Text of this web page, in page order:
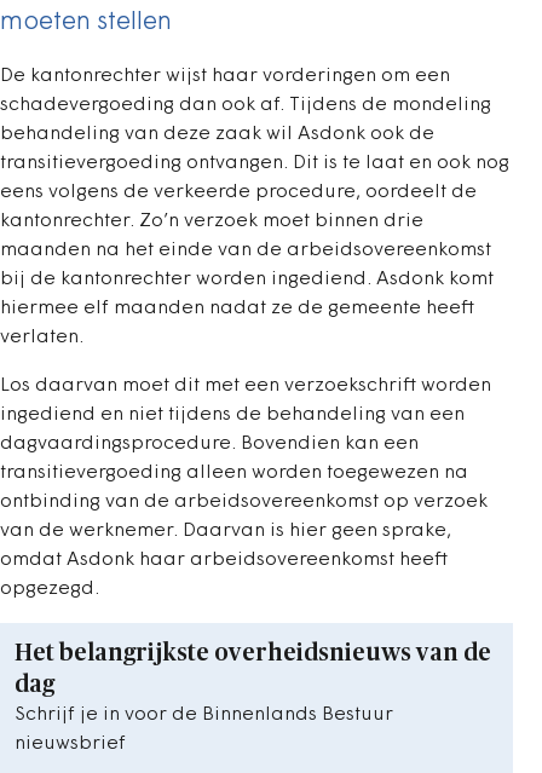
moeten stellen
De kantonrechter wijst haar vorderingen om een
schadevergoeding dan ook af. Tijdens de mondeling
behandeling van deze zaak wil Asdonk ook de
transitievergoeding ontvangen. Dit is te laat en ook nog
eens volgens de verkeerde procedure, oordeelt de
kantonrechter. Zo’n verzoek moet binnen drie
maanden na het einde van de arbeidsovereenkomst
bij de kantonrechter worden ingediend. Asdonk komt
hiermee elf maanden nadat ze de gemeente heeft
verlaten.
Los daarvan moet dit met een verzoekschrift worden
ingediend en niet tijdens de behandeling van een
dagvaardingsprocedure. Bovendien kan een
transitievergoeding alleen worden toegewezen na
ontbinding van de arbeidsovereenkomst op verzoek
van de werknemer. Daarvan is hier geen sprake,
omdat Asdonk haar arbeidsovereenkomst heeft
opgezegd.
Het belangrijkste overheidsnieuws van de
dag
Schrijf je in voor de Binnenlands Bestuur
nieuwsbrief